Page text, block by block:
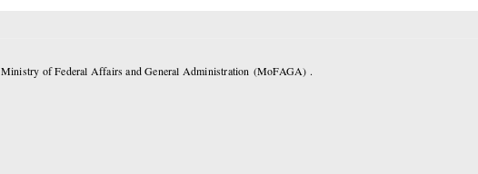
Ministry of Federal Affairs and General Administration (MoFAGA) .